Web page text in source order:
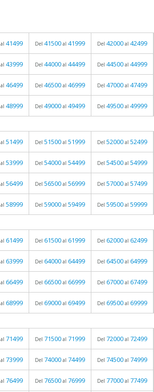
al 41499 Del 41500 al 41999 Del 42000 al 42499
al 43999 Del 44000 al 44499 Del 44500 al 44999
al 46499 Del 46500 al 46999 Del 47000 al 47499
al 48999 Del 49000 al 49499 Del 49500 al 49999
al 51499 Del 51500 al 51999 Del 52000 al 52499
al 53999 Del 54000 al 54499 Del 54500 al 54999
al 56499 Del 56500 al 56999 Del 57000 al 57499
al 58999 Del 59000 al 59499 Del 59500 al 59999
al 61499 Del 61500 al 61999 Del 62000 al 62499
al 63999 Del 64000 al 64499 Del 64500 al 64999
al 66499 Del 66500 al 66999 Del 67000 al 67499
al 68999 Del 69000 al 69499 Del 69500 al 69999
al 71499 Del 71500 al 71999 Del 72000 al 72499
al 73999 Del 74000 al 74499 Del 74500 al 74999
al 76499 Del 76500 al 76999 Del 77000 al 77499